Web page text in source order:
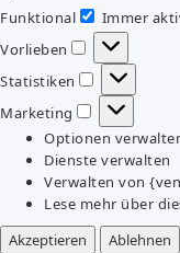
Funktional
Funktional
Immer
Vorlieben
Vorlieben
Statistiken
Statistiken
Marketing
Marketing
Optionen
Dienste verwalten
Verwalten von
Lese mehr über
Akzeptieren
Ablehnen